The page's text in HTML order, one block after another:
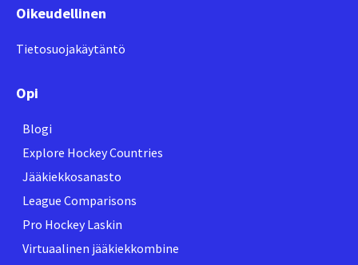
Oikeudellinen
Tietosuojakäytäntö
Opi
Blogi
Explore Hockey Countries
Jääkiekkosanasto
League Comparisons
Pro Hockey Laskin
Virtuaalinen jääkiekkombine